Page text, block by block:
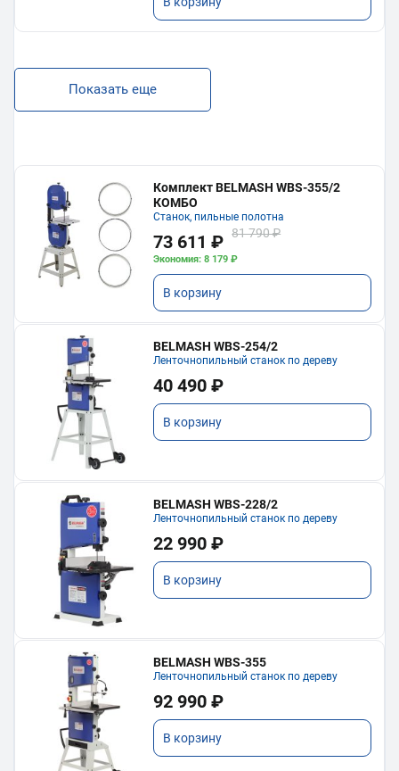
Показать еще
Комплект BELMASH WBS-355/2
КОМБО
Станок, пильные полотна
73 611 ₽ 81 790 ₽
Экономия: 8 179 ₽
В корзину
BELMASH WBS-254/2
Ленточнопильный станок по дереву
40 490 ₽
В корзину
BELMASH WBS-228/2
Ленточнопильный станок по дереву
22 990 ₽
В корзину
BELMASH WBS-355
Ленточнопильный станок по дереву
92 990 ₽
В корзину